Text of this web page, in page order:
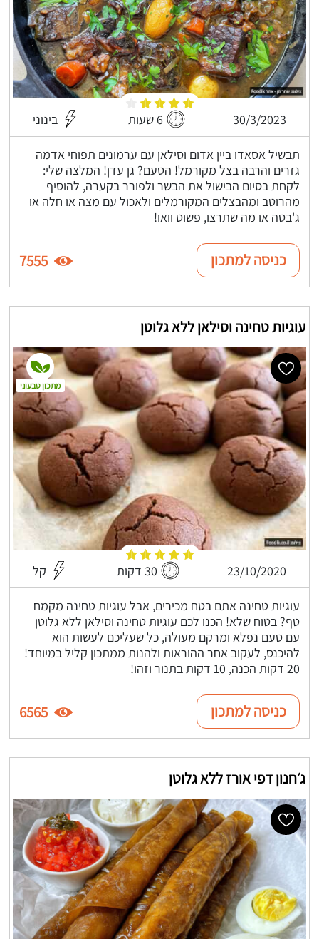
30/3/2023 6 שעות בינוני
תבשיל אסאדו ביין אדום וסילאן עם ערמונים תפוחי אדמה
גזרים והרבה בצל מקורמל! הטעם? גן עדן! המלצה שלי:
לקחת בסיום הבישול את הבשר ולפורר בקערה, להוסיף
מהרוטב ומהבצלים המקורמלים ולאכול עם מצה או חלה או
ג'בטה או מה שתרצו, פשוט וואו!
כניסה למתכון 7555
עוגיות טחינה וסילאן ללא גלוטן
23/10/2020 30 דקות קל
עוגיות טחינה אתם בטח מכירים, אבל עוגיות טחינה מקמח
טף? בטוח שלא! הכנו לכם עוגיות טחינה וסילאן ללא גלוטן
עם טעם נפלא ומרקם מעולה, כל שעליכם לעשות הוא
להיכנס, לעקוב אחר ההוראות ולהנות ממתכון קליל במיוחד!
20 דקות הכנה, 10 דקות בתנור וזהו!
מתכון טבעוני
כניסה למתכון 6565
ג׳חנון דפי אורז ללא גלוטן